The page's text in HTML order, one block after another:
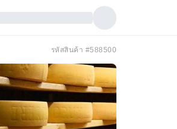
รหัสสินค้า #588500